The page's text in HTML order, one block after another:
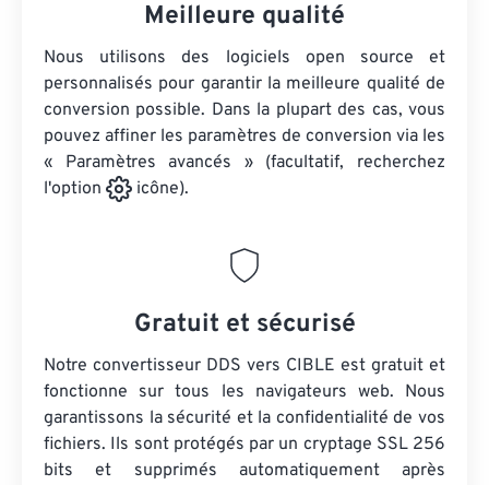
Meilleure qualité
Nous utilisons des logiciels open source et
personnalisés pour garantir la meilleure qualité de
conversion possible. Dans la plupart des cas, vous
pouvez affiner les paramètres de conversion via les
« Paramètres avancés » (facultatif, recherchez
l'option
icône).
Gratuit et sécurisé
Notre convertisseur DDS vers CIBLE est gratuit et
fonctionne sur tous les navigateurs web. Nous
garantissons la sécurité et la confidentialité de vos
fichiers. Ils sont protégés par un cryptage SSL 256
bits et supprimés automatiquement après